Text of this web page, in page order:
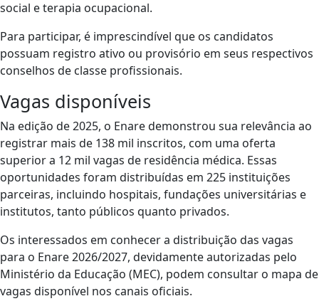
social e terapia ocupacional.
Para participar, é imprescindível que os candidatos
possuam registro ativo ou provisório em seus respectivos
conselhos de classe profissionais.
Vagas disponíveis
Na edição de 2025, o Enare demonstrou sua relevância ao
registrar mais de 138 mil inscritos, com uma oferta
superior a 12 mil vagas de residência médica. Essas
oportunidades foram distribuídas em 225 instituições
parceiras, incluindo hospitais, fundações universitárias e
institutos, tanto públicos quanto privados.
Os interessados em conhecer a distribuição das vagas
para o Enare 2026/2027, devidamente autorizadas pelo
Ministério da Educação (MEC), podem consultar o mapa de
vagas disponível nos canais oficiais.